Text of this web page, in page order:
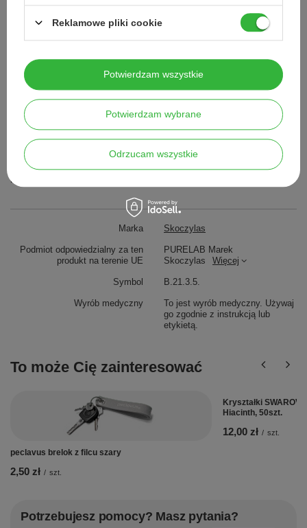
diety. Prowadzenie zdrowego trybu życia i stosowanie zrównoważonej
diety są niezbędne dla zachowania dobrego stanu zdrowia.
Nie zaleca się stosowania przez kobiety w ciąży i karmiące piersią.
60 kapsułek wegetariańskich - wystarcza na 30 dni.
Wyprodukowano dla i podmiot odpowiedzialny:
PURELAB Marek Skoczylas
ul. Reformacka 6
35-026 Rzeszów
NIP: 7941731389
REGON: 180300314
Marka Skoczylas
Podmiot odpowiedzialny za ten
produkt na terenie UE
PURELAB Marek
Skoczylas
Więcej
Symbol B.21.3.5.
Wyrób medyczny
To jest wyrób medyczny. Używaj
go zgodnie z instrukcją lub
etykietą.
To może Cię zainteresować
peclavus brelok z filcu szary
2,50 zł / szt.
Kryształki
Hiacinth, 50szt.
12,00 zł / szt.
Potrzebujesz pomocy? Masz pytania?
Reklamowe pliki cookie
Potwierdzam wybrane
Odrzucam wszystkie
Potwierdzam wszystkie